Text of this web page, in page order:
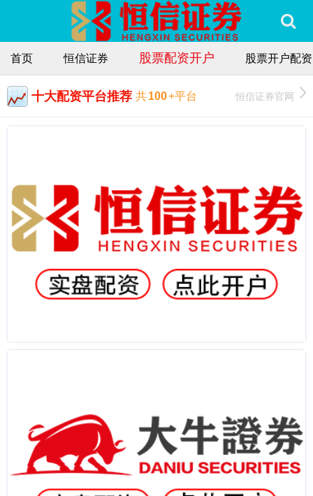
首页 恒信证券 股票配资开户 股票开户配资
十大配资平台推荐 共100+平台 恒信证券官网